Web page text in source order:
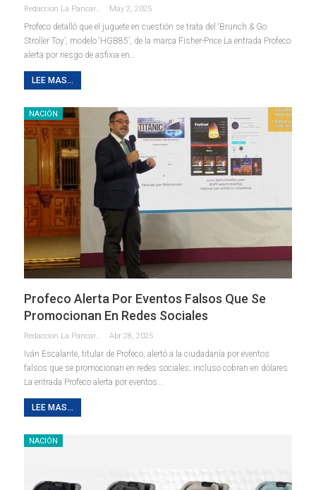
Redaccion La Pancarta De Quintana Roo May 2, 2025
Profeco detalló que el juguete en cuestión se trata del ‘Brunch & Go
Stroller Toy’, modelo ‘HGB85’, de la marca Fisher-Price La entrada Profeco
alerta por riesgo de asfixia en…
LEE MAS...
NACIÓN
Profeco Alerta Por Eventos Falsos Que Se
Promocionan En Redes Sociales
Redaccion La Pancarta De Quintana Roo Abr 28, 2025
Iván Escalante, titular de Profeco, alertó a la ciudadanía por eventos
falsos que se promocionan en redes sociales; incluso cobran en dólares
La entrada Profeco alerta por eventos…
LEE MAS...
NACIÓN